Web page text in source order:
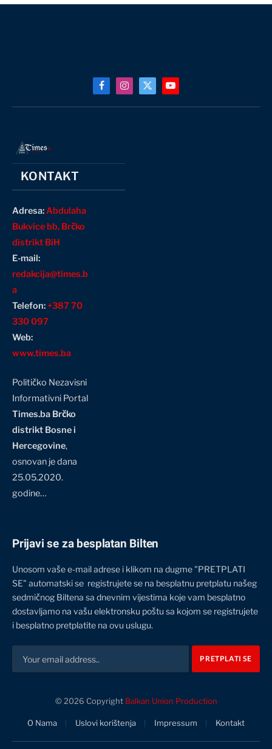
FacebookInstagram
X
YouTube
KONTAKT
Adresa:Abdulaha
Bukvice bb, Brčko
distrikt BiH
E-mail:
redakcija@times.b
a
Telefon:+387 70
330 097
Web:
www.times.ba
Političko Nezavisni
Informativni Portal
Times.ba Brčko
distrikt Bosne i
Hercegovine,
osnovan je dana
25.05.2020.
godine…
Prijavi se za besplatan Bilten
Unosom vaše e-mail adrese i klikom na dugme "PRETPLATI
SE" automatski se registrujete se na besplatnu pretplatu našeg
sedmičnog Biltena sa dnevnim vijestima koje vam besplatno
dostavljamo na vašu elektronsku poštu sa kojom se registrujete
i besplatno pretplatite na ovu uslugu.
© 2026 Copyright Balkan Union Production
O Nama Uslovi korištenja Impressum Kontakt